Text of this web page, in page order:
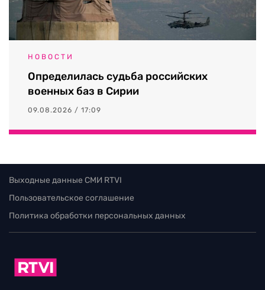
НОВОСТИ
Определилась судьба российских
военных баз в Сирии
09.08.2026 / 17:09
Выходные данные СМИ RTVI
Пользовательское соглашение
Политика обработки персональных данных